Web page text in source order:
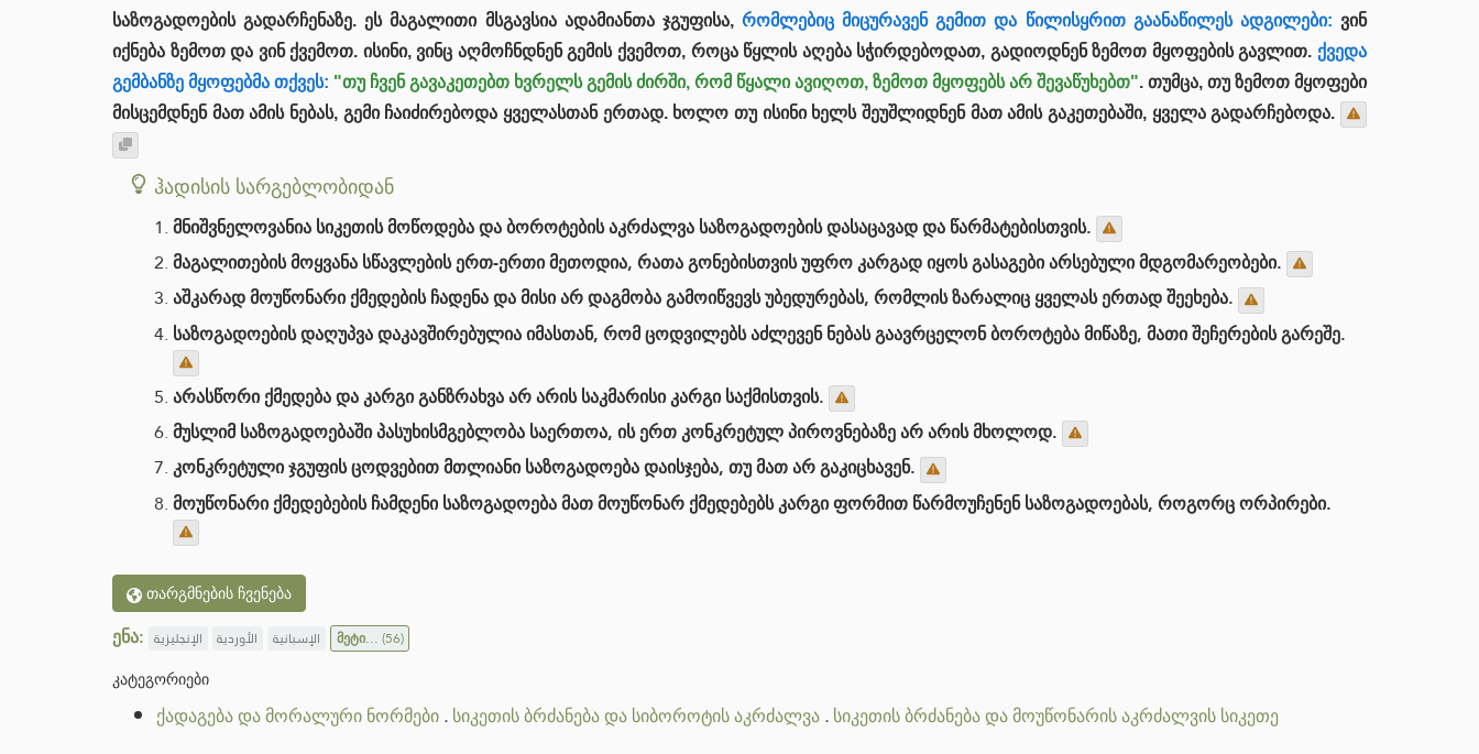
საზოგადოების გადარჩენაზე. ეს მაგალითი მსგავსია ადამიანთა ჯგუფისა,რომლებიც მიცურავენ გემით და წილისყრით გაანაწილეს ადგილები: ვინ
იქნება ზემოთ და ვინ ქვემოთ. ისინი, ვინც აღმოჩნდნენ გემის ქვემოთ, როცა წყლის აღება სჭირდებოდათ, გადიოდნენ ზემოთ მყოფების გავლით. ქვედა
გემბანზე მყოფებმა თქვეს: "თუ ჩვენ გავაკეთებთ ხვრელს გემის ძირში, რომ წყალი ავიღოთ, ზემოთ მყოფებს არ შევაწუხებთ". თუმცა, თუ ზემოთ მყოფები
მისცემდნენ მათ ამის ნებას, გემი ჩაიძირებოდა ყველასთან ერთად. ხოლო თუ ისინი ხელს შეუშლიდნენ მათ ამის გაკეთებაში, ყველა გადარჩებოდა.
ჰადისის სარგებლობიდან
მნიშვნელოვანია სიკეთის მოწოდება და ბოროტების აკრძალვა საზოგადოების დასაცავად და წარმატებისთვის.
მაგალითების მოყვანა სწავლების ერთ-ერთი მეთოდია, რათა გონებისთვის უფრო კარგად იყოს გასაგები არსებული მდგომარეობები.
აშკარად მოუწონარი ქმედების ჩადენა და მისი არ დაგმობა გამოიწვევს უბედურებას, რომლის ზარალიც ყველას ერთად შეეხება.
საზოგადოების დაღუპვა დაკავშირებულია იმასთან, რომ ცოდვილებს აძლევენ ნებას გაავრცელონ ბოროტება მიწაზე, მათი შეჩერების გარეშე.
არასწორი ქმედება და კარგი განზრახვა არ არის საკმარისი კარგი საქმისთვის.
მუსლიმ საზოგადოებაში პასუხისმგებლობა საერთოა, ის ერთ კონკრეტულ პიროვნებაზე არ არის მხოლოდ.
კონკრეტული ჯგუფის ცოდვებით მთლიანი საზოგადოება დაისჯება, თუ მათ არ გაკიცხავენ.
მოუწონარი ქმედებების ჩამდენი საზოგადოება მათ მოუწონარ ქმედებებს კარგი ფორმით წარმოუჩენენ საზოგადოებას, როგორც ორპირები.
თარგმნების ჩვენება
ენა: الإنجليزية الأوردية الإسبانية მეტი...(56)
კატეგორიები
ქადაგება და მორალური ნორმები.სიკეთის ბრძანება და სიბოროტის აკრძალვა.სიკეთის ბრძანება და მოუწონარის აკრძალვის სიკეთე